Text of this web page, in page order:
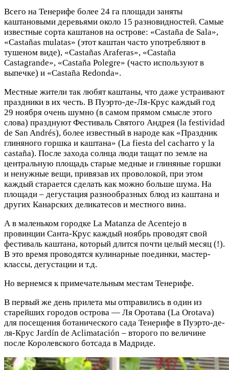
Всего на Тенерифе более 24 га площади заняты
каштановыми деревьями около 15 разновидностей. Самые
известные сорта каштанов на острове: «Castaña de Sala»,
«Castañas mulatas» (этот каштан часто употребляют в
тушеном виде), «Castañas Araferas», «Castaña
Castagrande», «Castaña Polegre» (часто используют в
выпечке) и «Castaña Redonda».
Местные жители так любят каштаны, что даже устраивают
праздники в их честь. В Пуэрто-де-Ля-Крус каждый год
29 ноября очень шумно (в самом прямом смысле этого
слова) празднуют Фестиваль Святого Андрея (la festividad
de San Andrés), более известный в народе как «Праздник
глиняного горшка и каштана» (La fiesta del cacharro y la
castaña). После захода солнца люди тащат по земле на
центральную площадь старые медные и глиняные горшки
и ненужные вещи, привязав их проволокой, при этом
каждый старается сделать как можно больше шума. На
площади – дегустация разнообразных блюд из каштана и
других Канарских деликатесов и местного вина.
А в маленьком городке La Matanza de Acentejo в
провинции Санта-Крус каждый ноябрь проводят свой
фестиваль каштана, который длится почти целый месяц (!).
В это время проводятся кулинарные поединки, мастер-
классы, дегустации и т.д.
Но вернемся к примечательным местам Тенерифе.
В первый же день прилета мы отправились в один из
старейших городов острова — Ля Оротава (La Orotava)
для посещения ботанического сада Тенерифе в Пуэрто-де-
ля-Крус Jardín de Aclimatación – второго по величине
после Королевского ботсада в Мадриде.